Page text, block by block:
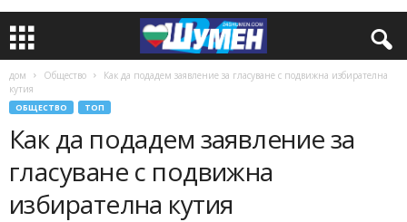
дом Общество
Как да подадем заявление за гласуване с подвижна избирателна
кутия
ОБЩЕСТВО ТОП
Как да подадем заявление за
гласуване с подвижна
избирателна кутия